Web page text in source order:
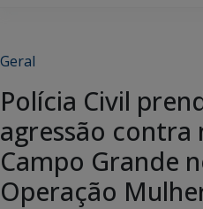
Geral
Polícia Civil
agressão contra
Campo Grande
Operação